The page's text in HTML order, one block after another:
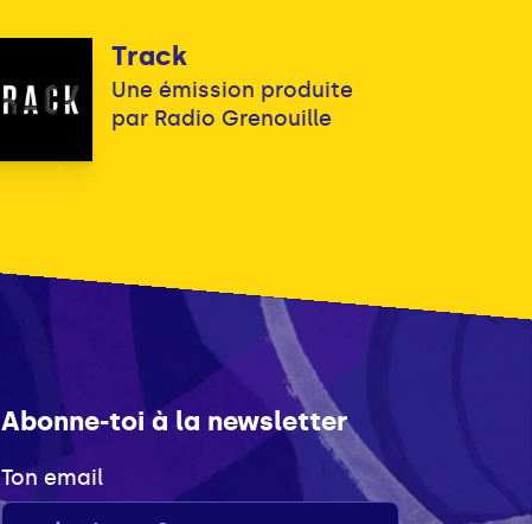
Track
Une émission produite
par Radio Grenouille
Abonne-toi à la newsletter
Ton email